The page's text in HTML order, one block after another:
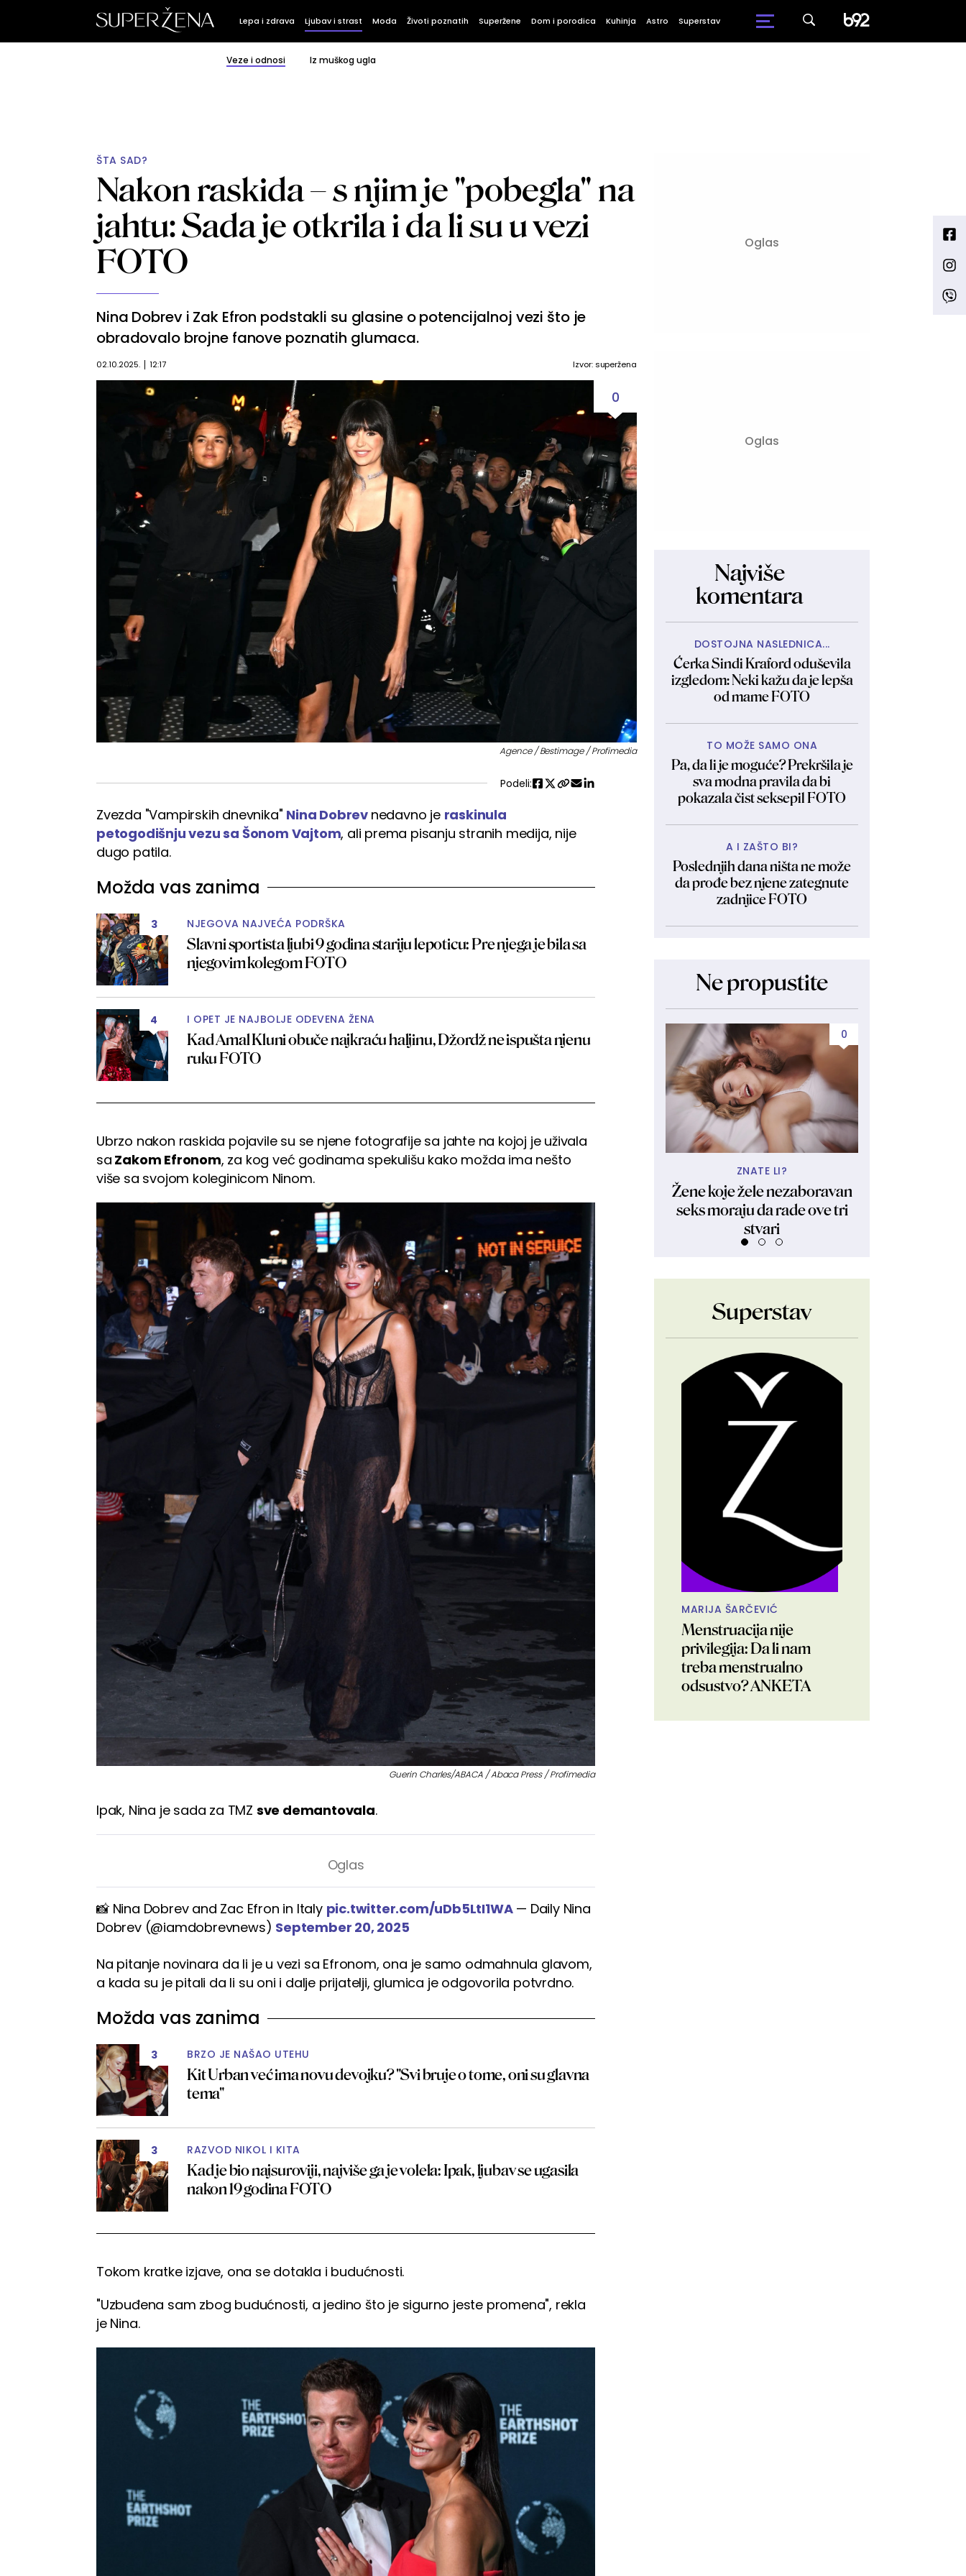
Lepa i zdrava Ljubav i strast Moda Životi poznatih Superžene Dom i porodica Kuhinja Astro Superstav
Veze i odnosi Iz muškog ugla
ŠTA SAD?
Nakon raskida – s njim je "pobegla" na
jahtu: Sada je otkrila i da li su u vezi
FOTO
Nina Dobrev i Zak Efron podstakli su glasine o potencijalnoj vezi što je
obradovalo brojne fanove poznatih glumaca.
02.10.2025. 12:17 Izvor: superžena
0
Agence / Bestimage / Profimedia
Podeli:
Zvezda "Vampirskih dnevnika" Nina Dobrev nedavno je raskinula
petogodišnju vezu sa Šonom Vajtom, ali prema pisanju stranih medija, nije
dugo patila.
Možda vas zanima
3 NJEGOVA NAJVEĆA PODRŠKA
Slavni sportista ljubi 9 godina stariju lepoticu: Pre njega je bila sa
njegovim kolegom FOTO
4 I OPET JE NAJBOLJE ODEVENA ŽENA
Kad Amal Kluni obuče najkraću haljinu, Džordž ne ispušta njenu
ruku FOTO
Ubrzo nakon raskida pojavile su se njene fotografije sa jahte na kojoj je uživala
sa Zakom Efronom, za kog već godinama spekulišu kako možda ima nešto
više sa svojom koleginicom Ninom.
Guerin Charles/ABACA / Abaca Press / Profimedia
Ipak, Nina je sada za TMZ sve demantovala.
📸 Nina Dobrev and Zac Efron in Italy pic.twitter.com/uDb5LtI1WA— Daily Nina
Dobrev (@iamdobrevnews) September 20, 2025
Na pitanje novinara da li je u vezi sa Efronom, ona je samo odmahnula glavom,
a kada su je pitali da li su oni i dalje prijatelji, glumica je odgovorila potvrdno.
Možda vas zanima
3 BRZO JE NAŠAO UTEHU
Kit Urban već ima novu devojku? "Svi bruje o tome, oni su glavna
tema"
3 RAZVOD NIKOL I KITA
Kad je bio najsuroviji, najviše ga je volela: Ipak, ljubav se ugasila
nakon 19 godina FOTO
Tokom kratke izjave, ona se dotakla i budućnosti.
"Uzbuđena sam zbog budućnosti, a jedino što je sigurno jeste promena", rekla
je Nina.
Najviše
komentara
DOSTOJNA NASLEDNICA...
Ćerka Sindi Kraford oduševila
izgledom: Neki kažu da je lepša
od mame FOTO
TO MOŽE SAMO ONA
Pa, da li je moguće? Prekršila je
sva modna pravila da bi
pokazala čist seksepil FOTO
A I ZAŠTO BI?
Poslednjih dana ništa ne može
da prođe bez njene zategnute
zadnjice FOTO
Ne propustite
0
ZNATE LI?
Žene koje žele nezaboravan
seks moraju da rade ove tri
stvari
Superstav
MARIJA ŠARČEVIĆ
Menstruacija nije
privilegija: Da li nam
treba menstrualno
odsustvo? ANKETA